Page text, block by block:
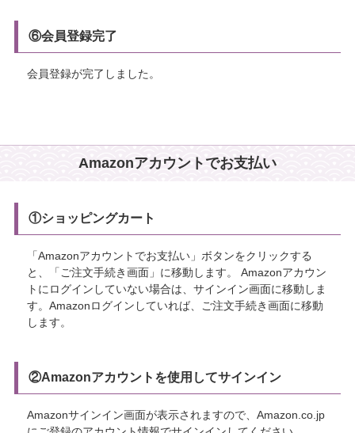
⑥会員登録完了
会員登録が完了しました。
Amazonアカウントでお支払い
①ショッピングカート
「Amazonアカウントでお支払い」ボタンをクリックする
と、「ご注文手続き画面」に移動します。 Amazonアカウン
トにログインしていない場合は、サインイン画面に移動しま
す。Amazonログインしていれば、ご注文手続き画面に移動
します。
②Amazonアカウントを使用してサインイン
Amazonサインイン画面が表示されますので、Amazon.co.jp